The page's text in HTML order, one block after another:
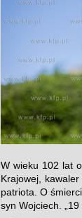
W wieku 102 lat
Krajowej,
patriota. O
syn Wojciech.